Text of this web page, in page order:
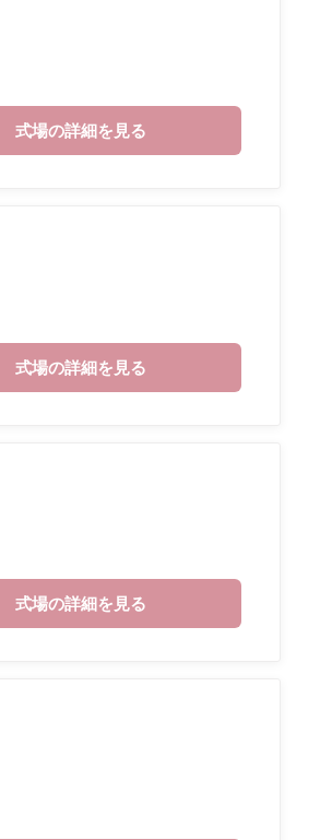
式場の詳細を見る
式場の詳細を見る
式場の詳細を見る